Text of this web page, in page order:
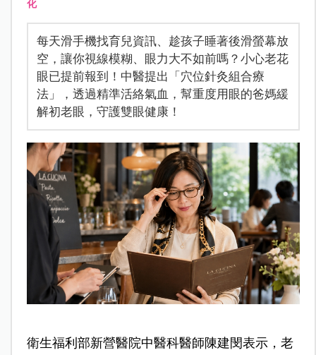
化
每天滑手機找育兒資訊、趁孩子睡著後滑螢幕放
空，讓你視線模糊、眼力大不如前嗎？小心老花
眼已提前報到！中醫提出「穴位針灸組合療
法」，透過精準活絡氣血，幫重度用眼的爸媽緩
解初老眼，守護雙眼健康！
衛生福利部新營醫院中醫科醫師陳建閔表示，老